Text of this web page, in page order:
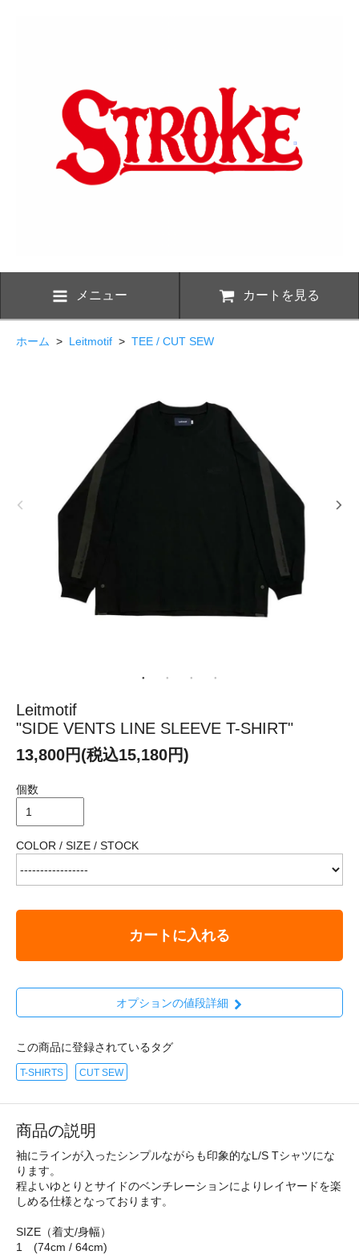
メニュー カートを見る
ホーム > Leitmotif > TEE / CUT SEW
Leitmotif
"SIDE VENTS LINE SLEEVE T-SHIRT"
13,800円(税込15,180円)
個数
COLOR / SIZE / STOCK
カートに入れる
オプションの値段詳細
この商品に登録されているタグ
T-SHIRTS CUT SEW
商品の説明
袖にラインが入ったシンプルながらも印象的なL/S Tシャツにな
ります。
程よいゆとりとサイドのベンチレーションによりレイヤードを楽
しめる仕様となっております。
SIZE（着丈/身幅）
1 (74cm / 64cm)